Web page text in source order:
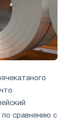
по сравнению с